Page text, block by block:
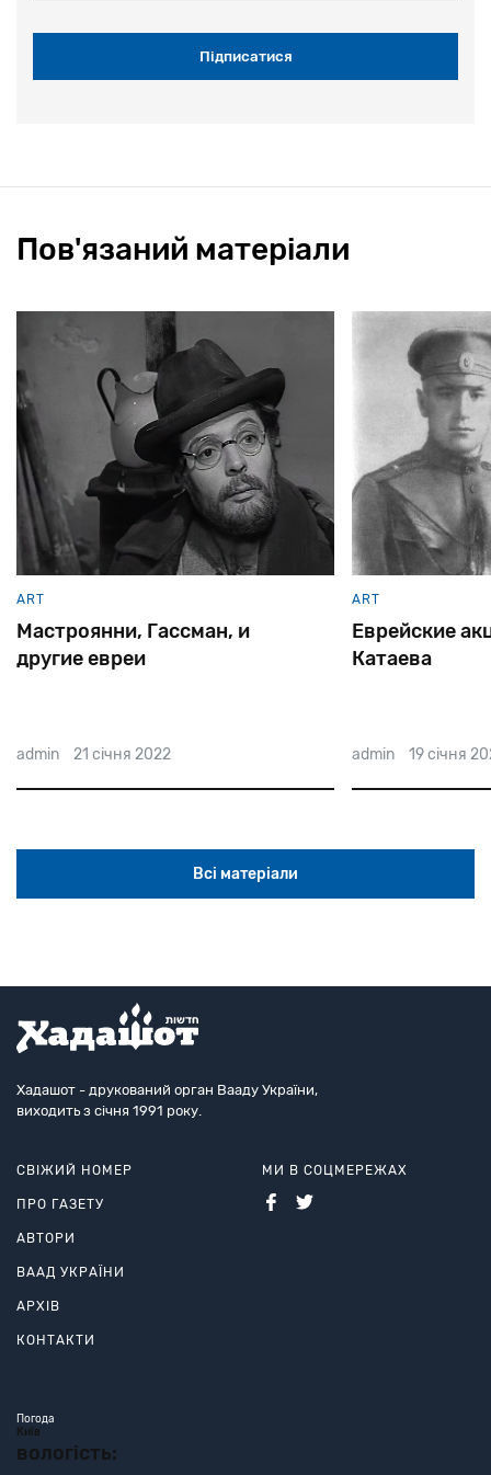
Пов'язаний матеріали
ART
Мастроянни, Гассман, и
другие евреи
admin 21 січня 2022
ART
Еврейские
Катаева
admin 19 січня
Всі матеріали
Хадашот - друкований орган Вааду України,
виходить з січня 1991 року.
СВІЖИЙ НОМЕР
ПРО ГАЗЕТУ
АВТОРИ
ВААД УКРАЇНИ
АРХІВ
КОНТАКТИ
МИ В СОЦМЕРЕЖАХ
Погода
Київ
вологість: